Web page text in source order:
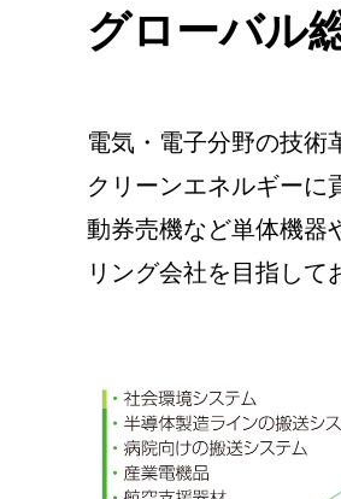
グローバル
電気・電子分野の技術
クリーンエネルギーに
動券売機など単体機器
リング会社を目指して